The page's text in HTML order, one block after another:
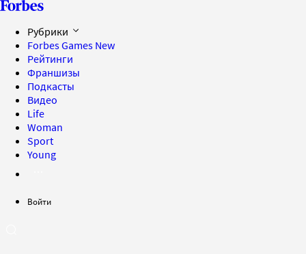
Рубрики
Forbes Games New
Рейтинги
Франшизы
Подкасты
Видео
Life
Woman
Sport
Young
Войти